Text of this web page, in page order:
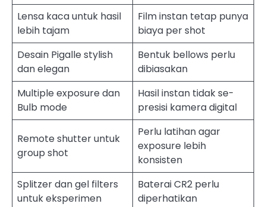
Lensa kaca untuk hasil
lebih tajam
Film instan tetap punya
biaya per shot
Desain Pigalle stylish
dan elegan
Bentuk bellows perlu
dibiasakan
Multiple exposure dan
Bulb mode
Hasil instan tidak se-
presisi kamera digital
Remote shutter untuk
group shot
Perlu latihan agar
exposure lebih
konsisten
Splitzer dan gel filters
untuk eksperimen
Baterai CR2 perlu
diperhatikan